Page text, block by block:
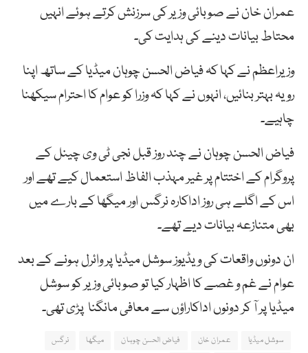
عمران خان نے صوبائی وزیر کی سرزنش کرتے ہوئے انہیں
محتاط بیانات دینے کی ہدایت کی۔
وزیراعظم نے کہا کہ فیاض الحسن چوہان میڈیا کے ساتھ اپنا
رویہ بہتر بنائیں، انہوں نے کہا کہ وزرا کو عوام کا احترام سیکھنا
چاہیے۔
فیاض الحسن چوہان نے چند روز قبل نجی ٹی وی چینل کے
پروگرام کے اختتام پر غیر مہذب الفاظ استعمال کیے تھے اور
اس کے اگلے ہی روز اداکارہ نرگس اور میگھا کے بارے میں
بھی متنازعہ بیانات دیے تھے۔
ان دونوں واقعات کی ویڈیوز سوشل میڈیا پر وائرل ہونے کے بعد
عوام نے غم و غصے کا اظہار کیا تو صوبائی وزیر کو سوشل
میڈیا پر آ کر دونوں اداکاراؤں سے معافی مانگنا پڑی تھی۔
سوشل میڈیا عمران خان فیاض الحسن چوہان میگھا
نرگس